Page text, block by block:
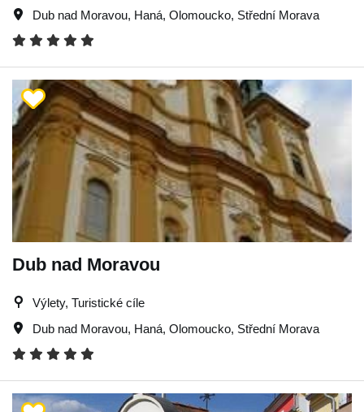
Dub nad Moravou, Haná, Olomoucko, Střední Morava
Dub nad Moravou
Výlety, Turistické cíle
Dub nad Moravou, Haná, Olomoucko, Střední Morava